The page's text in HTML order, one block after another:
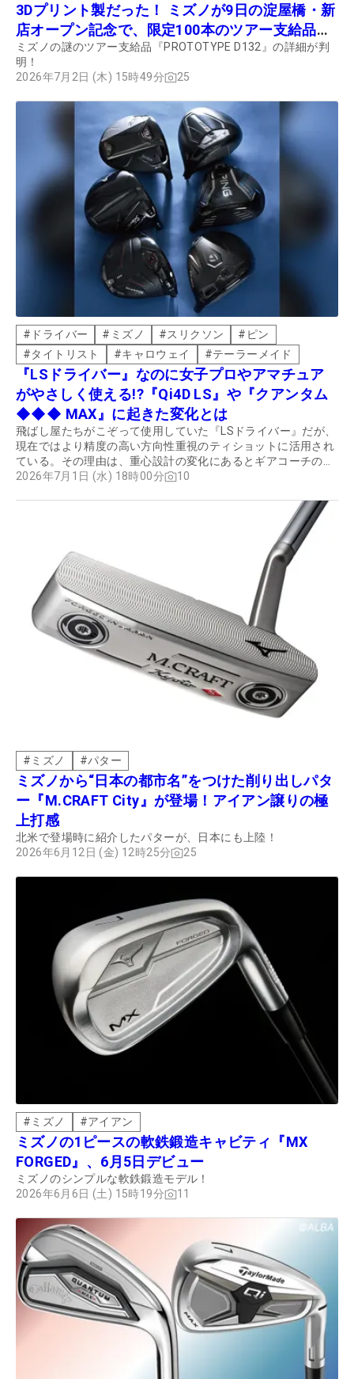
3Dプリント製だった！ ミズノが9日の淀屋橋・新
店オープン記念で、限定100本のツアー支給品を
販売
ミズノの謎のツアー支給品『PROTOTYPE D132』の詳細が判
明！
2026年7月2日 (木) 15時49分
25
# ドライバー # ミズノ #スリクソン # ピン
#タイトリスト #キャロウェイ #テーラーメイド
『LSドライバー』なのに女子プロやアマチュア
がやさしく使える!?『Qi4D LS』や『クアンタム
◆◆◆ MAX』に起きた変化とは
飛ばし屋たちがこぞって使用していた『LSドライバー』だが、
現在ではより精度の高い方向性重視のティショットに活用され
ている。その理由は、重心設計の変化にあるとギアコーチの筒
康博は語る。
2026年7月1日 (水) 18時00分 10
# ミズノ #パター
ミズノから“日本の都市名”をつけた削り出しパタ
ー『M.CRAFT City』が登場！アイアン譲りの極
上打感
北米で登場時に紹介したパターが、日本にも上陸！
2026年6月12日 (金) 12時25分
25
# ミズノ #アイアン
ミズノの1ピースの軟鉄鍛造キャビティ『MX
FORGED』、6月5日デビュー
ミズノのシンプルな軟鉄鍛造モデル！
2026年6月6日 (土) 15時19分
11